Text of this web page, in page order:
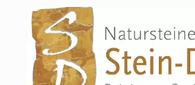
springen